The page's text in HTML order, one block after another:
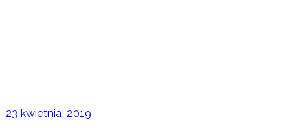
23 kwietnia, 2019